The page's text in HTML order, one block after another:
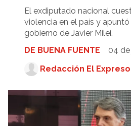
El exdiputado nacional
violencia en el país y
gobierno de Javier Milei.
DE BUENA FUENTE
04
Redacción El